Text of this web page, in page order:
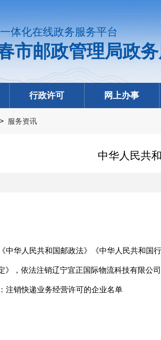
体化在线政务服务平台
市邮政管理局政
行政许可 网上办事
> 服务资讯
中华人民共
中华人民共和国邮政法》《中华人民共和国
》，依法注销辽宁宜正国际物流科技有限公
注销快递业务经营许可的企业名单